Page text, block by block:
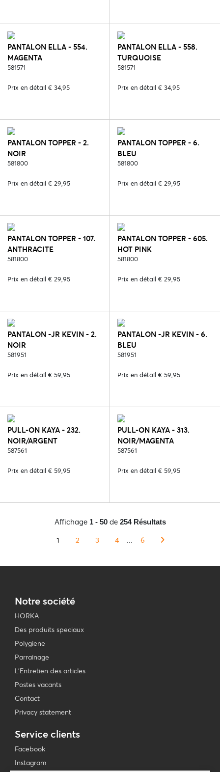
PANTALON ELLA - 554.
MAGENTA
581571
Prix en détail € 34,95
PANTALON ELLA - 558.
TURQUOISE
581571
Prix en détail € 34,95
PANTALON TOPPER - 2.
NOIR
581800
Prix en détail € 29,95
PANTALON TOPPER - 6.
BLEU
581800
Prix en détail € 29,95
PANTALON TOPPER - 107.
ANTHRACITE
581800
Prix en détail € 29,95
PANTALON TOPPER - 605.
HOT PINK
581800
Prix en détail € 29,95
PANTALON -JR KEVIN - 2.
NOIR
581951
Prix en détail € 59,95
PANTALON -JR KEVIN - 6.
BLEU
581951
Prix en détail € 59,95
PULL-ON KAYA - 232.
NOIR/ARGENT
587561
Prix en détail € 59,95
PULL-ON KAYA - 313.
NOIR/MAGENTA
587561
Prix en détail € 59,95
Affichage 1 - 50de 254 Résultats
1 2 3 4 ... 6
Notre société
HORKA
Des produits speciaux
Polygiene
Parrainage
L'Entretien des articles
Postes vacants
Contact
Privacy statement
Service clients
Facebook
Instagram